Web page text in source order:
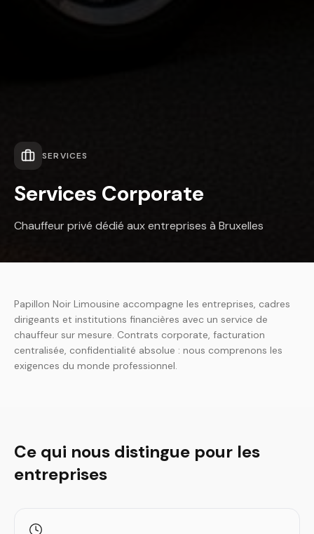
SERVICES
Services Corporate
Chauffeur privé dédié aux entreprises à Bruxelles
Papillon Noir Limousine accompagne les entreprises, cadres
dirigeants et institutions financières avec un service de
chauffeur sur mesure. Contrats corporate, facturation
centralisée, confidentialité absolue : nous comprenons les
exigences du monde professionnel.
Ce qui nous distingue pour les
entreprises